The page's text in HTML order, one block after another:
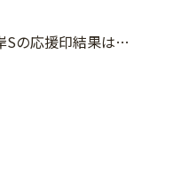
Sの応援印結果は…